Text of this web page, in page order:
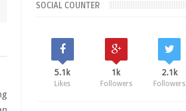
SOCIAL COUNTER
5.1k
Likes
1k
Followers
2.1k
Followers